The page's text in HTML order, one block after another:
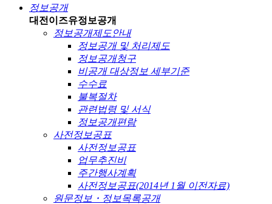
정보공개
대전이즈유정보공개
정보공개제도안내
정보공개 및 처리제도
정보공개청구
비공개 대상정보 세부기준
수수료
불복절차
관련법령 및 서식
정보공개편람
사전정보공표
사전정보공표
업무추진비
주간행사계획
사전정보공표(2014년 1월 이전자료)
원문정보・정보목록공개